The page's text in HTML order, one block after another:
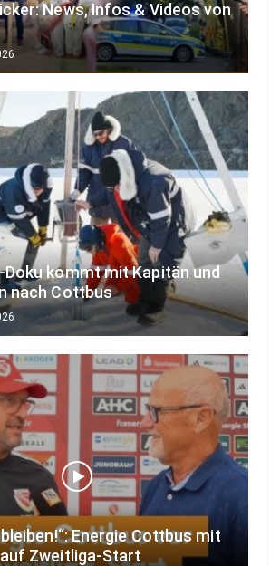
News, Infos & Videos von
kommt mit Kapitän und
nach Cottbus
bleiben!“: Energie Cottbus mit
Zweitliga-Start